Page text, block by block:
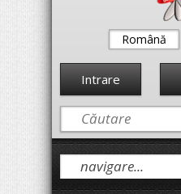
Română
Intrare